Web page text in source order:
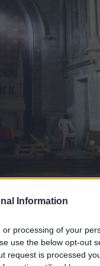
Information
processing of your
use the below opt-out
request is processed
la fois un point
à sa
à la rencontre